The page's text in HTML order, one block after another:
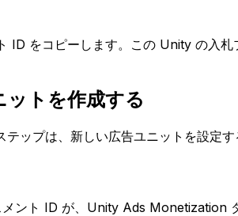
ID をコピーします。この Unity の入
トを作成する
ップは、新しい広告ユニットを設定
ント ID が、Unity Ads Monetization